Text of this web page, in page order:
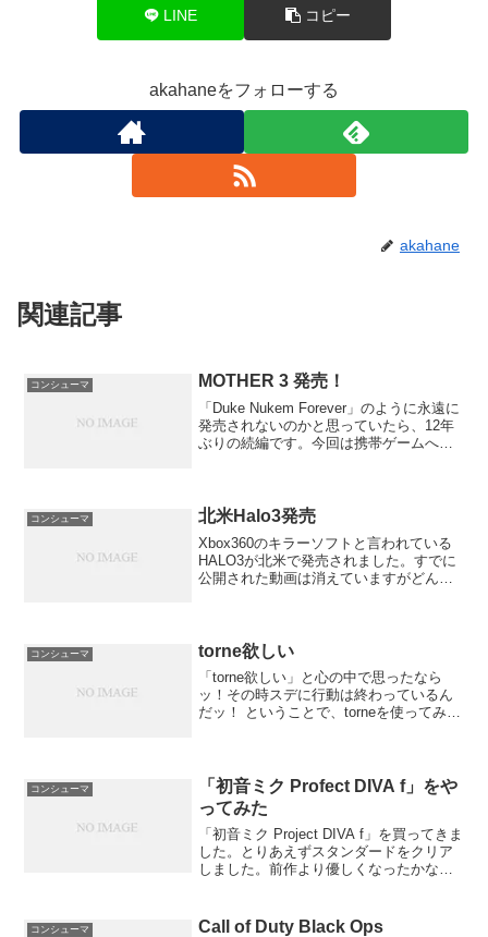
LINE コピー
akahaneをフォローする
akahane
関連記事
コンシューマ MOTHER 3 発売！
「Duke Nukem Forever」のように永遠に
発売されないのかと思っていたら、12年
ぶりの続編です。今回は携帯ゲームへと
の説明...
コンシューマ 北米Halo3発売
Xbox360のキラーソフトと言われている
HALO3が北米で発売されました。すでに
公開された動画は消えていますがどんだ
コンシューマ torne欲しい
「torne欲しい」と心の中で思ったなら
ッ！その時スデに行動は終わっているん
だッ！ ということで、torneを使ってみま
コンシューマ
「初音ミク Profect DIVA f」をや
ってみた
「初音ミク Project DIVA f」を買ってきま
した。とりあえずスタンダードをクリア
しました。前作より優しくなったかな？
いいですね！3年も前の曲だったの
コンシューマ Call of Duty Black Ops